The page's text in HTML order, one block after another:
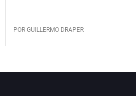
POR GUILLERMO DRAPER